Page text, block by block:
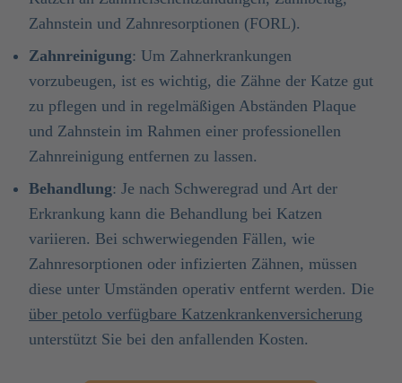
Zahnstein und Zahnresorptionen (FORL).
Zahnreinigung: Um Zahnerkrankungen
vorzubeugen, ist es wichtig, die Zähne der Katze gut
zu pflegen und in regelmäßigen Abständen Plaque
und Zahnstein im Rahmen einer professionellen
Zahnreinigung entfernen zu lassen.
Behandlung: Je nach Schweregrad und Art der
Erkrankung kann die Behandlung bei Katzen
variieren. Bei schwerwiegenden Fällen, wie
Zahnresorptionen oder infizierten Zähnen, müssen
diese unter Umständen operativ entfernt werden. Die
über petolo verfügbare Katzenkrankenversicherung
unterstützt Sie bei den anfallenden Kosten.